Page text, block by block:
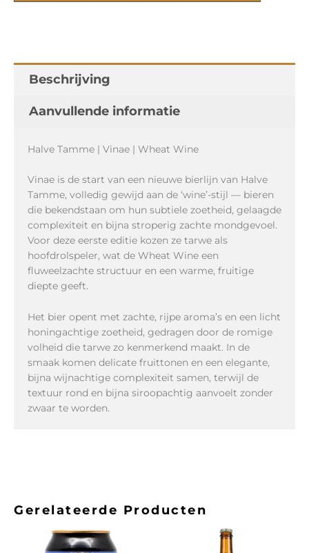
Gerelateerde Producten
Beschrijving
Aanvullende informatie
Halve Tamme | Vinae | Wheat Wine
Vinae is de start van een nieuwe bierlijn van Halve
Tamme, volledig gewijd aan de ‘wine’-stijl — bieren
die bekendstaan om hun subtiele zoetheid, gelaagde
complexiteit en bijna stroperig zachte mondgevoel.
Voor deze eerste editie kozen ze tarwe als
hoofdrolspeler, wat de Wheat Wine een
fluweelzachte structuur en een warme, fruitige
diepte geeft.
Het bier opent met zachte, rijpe aroma’s en een licht
honingachtige zoetheid, gedragen door de romige
volheid die tarwe zo kenmerkend maakt. In de
smaak komen delicate fruittonen en een elegante,
bijna wijnachtige complexiteit samen, terwijl de
textuur rond en bijna siroopachtig aanvoelt zonder
zwaar te worden.